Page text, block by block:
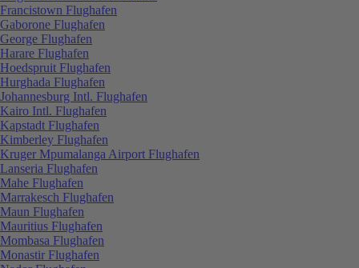
Francistown Flughafen
Gaborone Flughafen
George Flughafen
Harare Flughafen
Hoedspruit Flughafen
Hurghada Flughafen
Johannesburg Intl. Flughafen
Kairo Intl. Flughafen
Kapstadt Flughafen
Kimberley Flughafen
Kruger Mpumalanga Airport Flughafen
Lanseria Flughafen
Mahe Flughafen
Marrakesch Flughafen
Maun Flughafen
Mauritius Flughafen
Mombasa Flughafen
Monastir Flughafen